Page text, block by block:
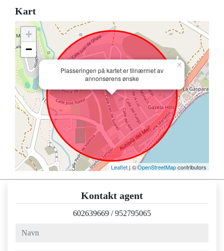
Kart
Plasseringen på kartet er tilnærmet av
annonsørens ønske
×
+
−
Leaflet| ©OpenStreetMapcontributors
Kontakt agent
602639669 /952795065
navn